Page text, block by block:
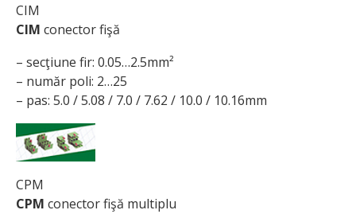
CIM
CIM conector fişă
– secţiune fir: 0.05…2.5mm²
– număr poli: 2…25
– pas: 5.0 / 5.08 / 7.0 / 7.62 / 10.0 / 10.16mm
CPM
CPM conector fişă multiplu